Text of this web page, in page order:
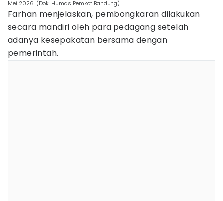
Mei 2026. (Dok. Humas Pemkot Bandung)
Farhan menjelaskan, pembongkaran dilakukan
secara mandiri oleh para pedagang setelah
adanya kesepakatan bersama dengan
pemerintah.